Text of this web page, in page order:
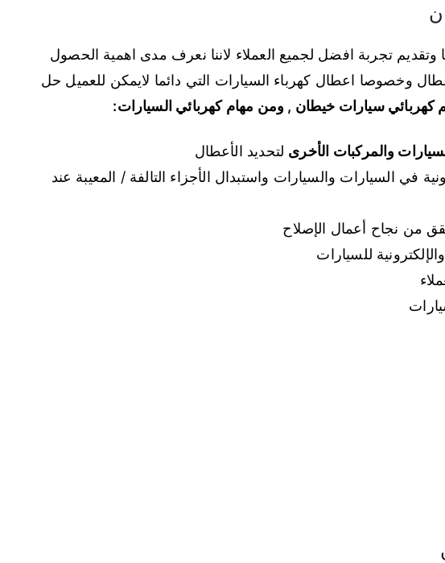
تجربة افضل لجميع العملاء لاننا نعرف مدى اهمية الحصول
وخصوصا اعطال كهرباء السيارات التي دائما لايمكن للعميل حل
كهربائي سيارات خيطان , ومن مهام كهربائي السيارات:
والمركبات الأخرى لتحديد الأعطال
في السيارات والسيارات واستبدال الأجزاء التالفة / المعيبة عند
من نجاح أعمال الإصلاح
للسيارات